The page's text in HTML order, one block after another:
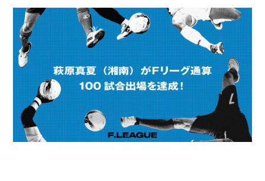
順位表
戦績表
警告・退場・出場停止選手
個人ランキング｜ゴール
個人ランキング｜シュート
個人ランキング｜シュート成功率
個人ランキング｜第2PK
メットライフ生命Ｆリーグカップ 2026
シュライカー大阪
ボルクバレット北九州
バサジィ大分
メットライフ生命Ｆ２リーグ
ヴォスクオーレ仙台
マルバ水戸FC
リガーレヴィア葛飾
大会概要
リーグ要項
クラブライセンス関連
アリーナ観戦マナー&ルール
過去の試合記録
ディビジョン1 試合記録
ディビジョン2 試合記録
Ｆリーグカップ 試合記録
リーグ統計データ
記念ゴール
プロジェクト PROJECT
ABeam AWARD
DIVISION 01